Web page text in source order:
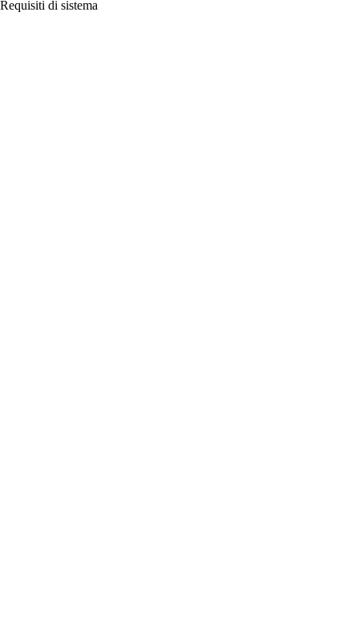
Requisiti di sistema